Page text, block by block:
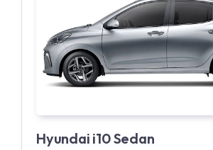
Hyundai i10 Sedan